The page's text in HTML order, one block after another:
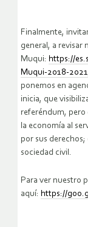
Finalmente,
general, a revisar
Muqui: https://
Muqui-2018-2021
ponemos en
inicia, que
referéndum, pero
la economía al
por sus derechos;
sociedad civil.
Para ver nuestro
aquí: https://